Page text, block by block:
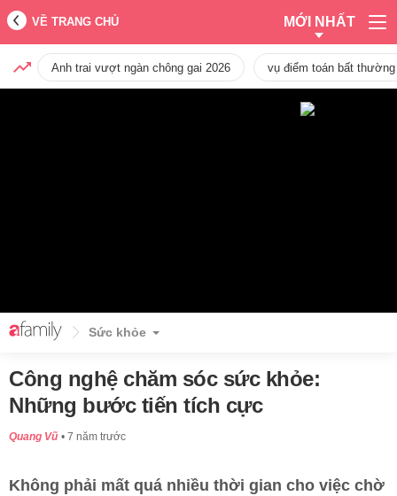
VỀ TRANG CHỦ MỚI NHẤT
Anh trai vượt ngàn chông gai 2026 vụ điểm toán bất
Sức khỏe
Công nghệ chăm sóc sức khỏe:
Những bước tiến tích cực
Quang Vũ 7 năm trước
Không phải mất quá nhiều thời gian cho việc chờ